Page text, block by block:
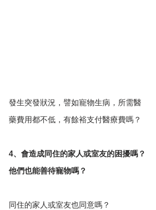
發生突發狀況，譬如寵物生病，所需醫
藥費用都不低，有餘裕支付醫療費嗎？
4、會造成同住的家人或室友的困擾嗎？
他們也能善待寵物嗎？
同住的家人或室友也同意嗎？